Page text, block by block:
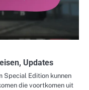
Updates
Special Edition kunnen
die voortkomen uit